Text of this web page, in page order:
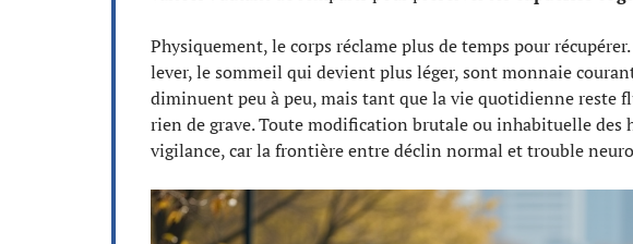
Physiquement, le corps réclame plus de temps pour
lever, le sommeil qui devient plus léger, sont monnaie
diminuent peu à peu, mais tant que la vie quotidienne reste
rien de grave. Toute modification brutale ou inhabituelle
vigilance, car la frontière entre déclin normal et trouble